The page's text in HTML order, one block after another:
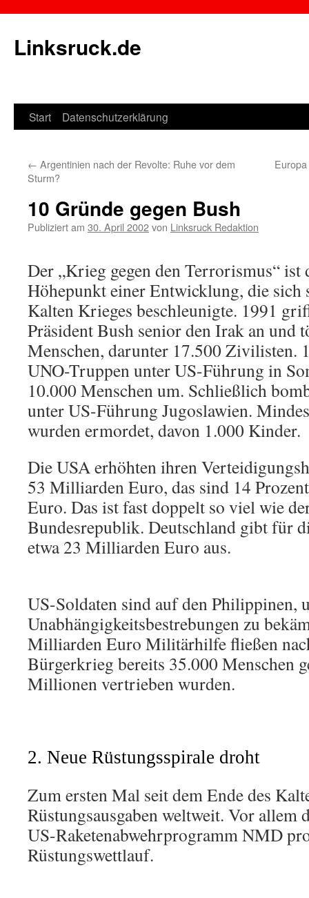
Linksruck.de
Springe
Inhalt
Start Datenschutzerklärung
← Argentinien nach der Revolte: Ruhe vor dem
Sturm?
10 Gründe gegen Bush
Publiziert am 30. April 2002von Linksruck Redaktion
Der „Krieg gegen den Terrorismus“ ist
Höhepunkt einer Entwicklung, die sich
Kalten Krieges beschleunigte. 1991
Präsident Bush senior den Irak an und
Menschen, darunter 17.500 Zivilisten.
UNO-Truppen unter US-Führung in
10.000 Menschen um. Schließlich
unter US-Führung Jugoslawien.
wurden ermordet, davon 1.000 Kinder.
Die USA erhöhten ihren
53 Milliarden Euro, das sind 14
Euro. Das ist fast doppelt so viel wie
Bundesrepublik. Deutschland gibt für
etwa 23 Milliarden Euro aus.
US-Soldaten sind auf den Philippinen,
Unabhängigkeitsbestrebungen zu
Milliarden Euro Militärhilfe fließen
Bürgerkrieg bereits 35.000 Menschen
Millionen vertrieben wurden.
2. Neue Rüstungsspirale droht
Zum ersten Mal seit dem Ende des
Rüstungsausgaben weltweit. Vor allem
US-Raketenabwehrprogramm NMD
Rüstungswettlauf.